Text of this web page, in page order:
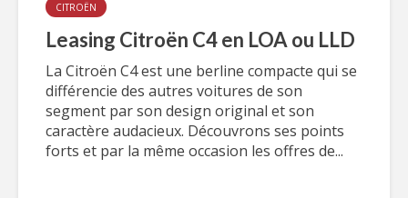
CITROËN
Leasing Citroën C4 en LOA ou LLD
La Citroën C4 est une berline compacte qui se
différencie des autres voitures de son
segment par son design original et son
caractère audacieux. Découvrons ses points
forts et par la même occasion les offres de...